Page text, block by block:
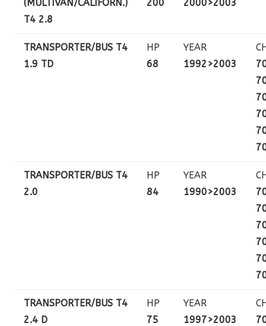
(MULTIVAN/CALIFORN.)
T4 2.8
200
2000>2003
TRANSPORTER/BUS T4
1.9 TD
HP
68
YEAR
1992>2003
TRANSPORTER/BUS T4
2.0
HP
84
YEAR
1990>2003
TRANSPORTER/BUS T4
2.4 D
HP
75
YEAR
1997>2003